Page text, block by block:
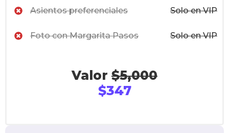
Asientos preferenciales Solo en VIP
Foto con Margarita Pasos Solo en VIP
Valor $5,000
$347